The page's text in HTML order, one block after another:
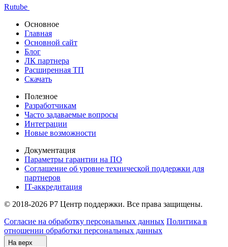
Rutube
Основное
Главная
Основной сайт
Блог
ЛК партнера
Расширенная ТП
Скачать
Полезное
Разработчикам
Часто задаваемые вопросы
Интеграции
Новые возможности
Документация
Параметры гарантии на ПО
Соглашение об уровне технической поддержки для
партнеров
IT-аккредитация
© 2018-2026 Р7 Центр поддержки. Все права защищены.
Согласие на обработку персональных данных Политика в
отношении обработки персональных данных
На верх